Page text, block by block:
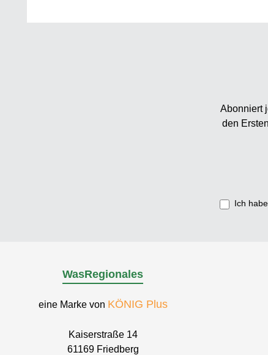
Abonniert
den
Ich
WasRegionales
eine Marke von KÖNIG Plus
Kaiserstraße 14
61169 Friedberg